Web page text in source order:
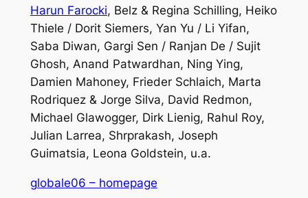
Harun Farocki, Belz & Regina Schilling, Heiko
Thiele / Dorit Siemers, Yan Yu / Li Yifan,
Saba Diwan, Gargi Sen / Ranjan De / Sujit
Ghosh, Anand Patwardhan, Ning Ying,
Damien Mahoney, Frieder Schlaich, Marta
Rodriquez & Jorge Silva, David Redmon,
Michael Glawogger, Dirk Lienig, Rahul Roy,
Julian Larrea, Shrprakash, Joseph
Guimatsia, Leona Goldstein, u.a.
globale06 – homepage